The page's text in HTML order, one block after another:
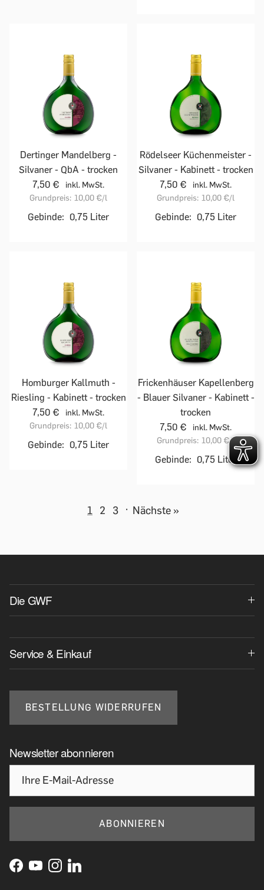
Dertinger Mandelberg -
Silvaner - QbA - trocken
7,50 €
inkl. MwSt.
Grundpreis: 10,00 €/l
Gebinde: 0,75 Liter
Rödelseer Küchenmeister -
Silvaner - Kabinett - trocken
7,50 €
inkl. MwSt.
Grundpreis: 10,00 €/l
Gebinde: 0,75 Liter
Homburger Kallmuth -
Riesling - Kabinett - trocken
7,50 €
inkl. MwSt.
Grundpreis: 10,00 €/l
Gebinde: 0,75 Liter
Frickenhäuser Kapellenberg
- Blauer Silvaner - Kabinett -
trocken
7,50 €
inkl. MwSt.
Grundpreis: 10,00 €/l
Gebinde: 0,75 Liter
1 2 3 · Nächste »
Die GWF
Service & Einkauf
BESTELLUNG WIDERRUFEN
Newsletter abonnieren
ABONNIEREN